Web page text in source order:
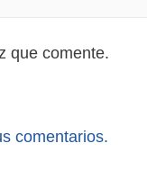
que comente.
comentarios.